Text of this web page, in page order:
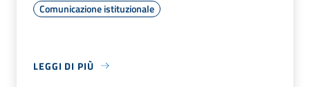
Comunicazione istituzionale
LEGGI DI PIÙ